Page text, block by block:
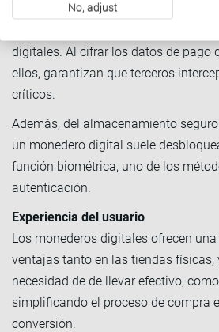
Para ello, la tokenización desempeña
digitales. Al cifrar los datos de pago
ellos, garantizan que terceros
críticos.
Además, del almacenamiento
un monedero digital suele
función biométrica, uno de los
autenticación.
Experiencia del usuario
Los monederos digitales ofrecen
ventajas tanto en las tiendas físicas,
necesidad de de llevar efectivo,
simplificando el proceso de compra
conversión.
No, adjust